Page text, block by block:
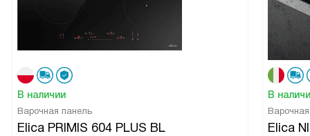
В наличии
Варочная панель
Elica PRIMIS 604 PLUS BL
В
Elica